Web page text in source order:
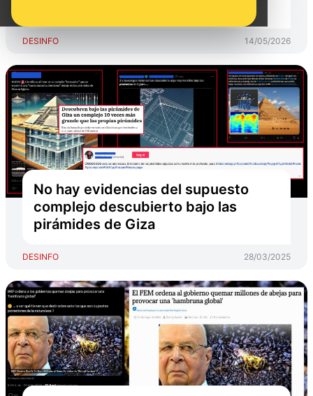
DESINFO 14/05/2026
No hay evidencias del supuesto
complejo descubierto bajo las
pirámides de Giza
DESINFO 28/03/2025